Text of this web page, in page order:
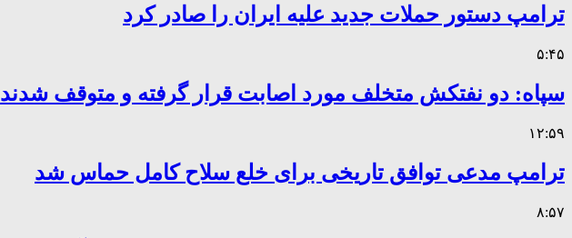
ترامپ دستور حملات جدید علیه ایران را صادر کرد
۵:۴۵
سپاه: دو نفتکش متخلف مورد اصابت قرار گرفته و متوقف شدند
۱۲:۵۹
ترامپ مدعی توافق تاریخی برای خلع سلاح کامل حماس شد
۸:۵۷